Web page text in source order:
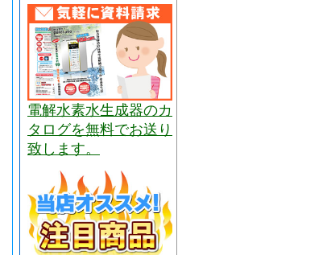
電解水素水生成器のカ
タログを無料でお送り
致します。